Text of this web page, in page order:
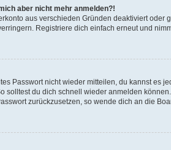
aber nicht mehr anmelden?!
aus verschieden Gründen deaktiviert
Registriere dich einfach erneut und
Passwort nicht wieder mitteilen, du kannst es
solltest du dich schnell wieder anmelden können.
zurückzusetzen, so wende dich an die